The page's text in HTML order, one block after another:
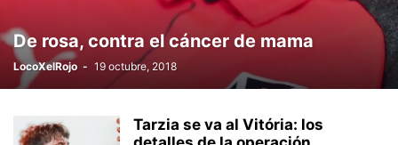
De rosa, contra el cáncer de mama
LocoXelRojo - 19 octubre, 2018
Tarzia se va al Vitória: los